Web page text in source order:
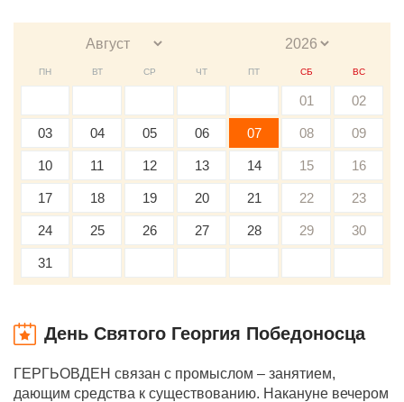
ПН ВТ СР ЧТ ПТ СБ ВС
01 02
03 04 05 06 07 08 09
10 11 12 13 14 15 16
17 18 19 20 21 22 23
24 25 26 27 28 29 30
31
День Святого Георгия Победоносца
ГЕРГЬОВДЕН связан с промыслом – занятием,
дающим средства к существованию. Накануне вечером